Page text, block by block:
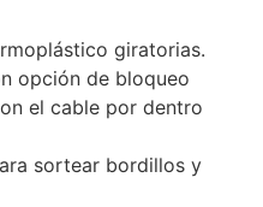
giratorias.
opción de bloqueo
el cable por dentro
sortear bordillos y